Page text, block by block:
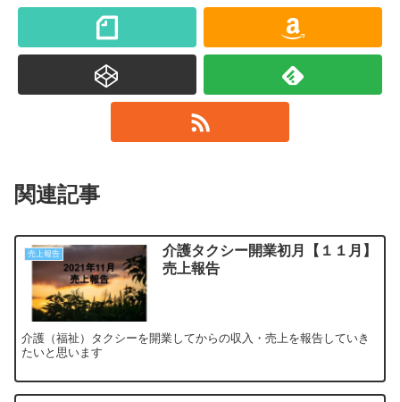
関連記事
売上報告
介護タクシー開業初月【１１月】
売上報告
介護（福祉）タクシーを開業してからの収入・売上を報告していき
たいと思います